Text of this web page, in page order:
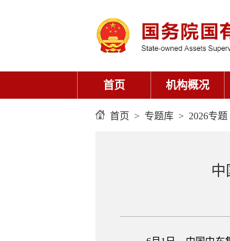
首页 机构概况
首页 > 专题库 > 2026专题
中